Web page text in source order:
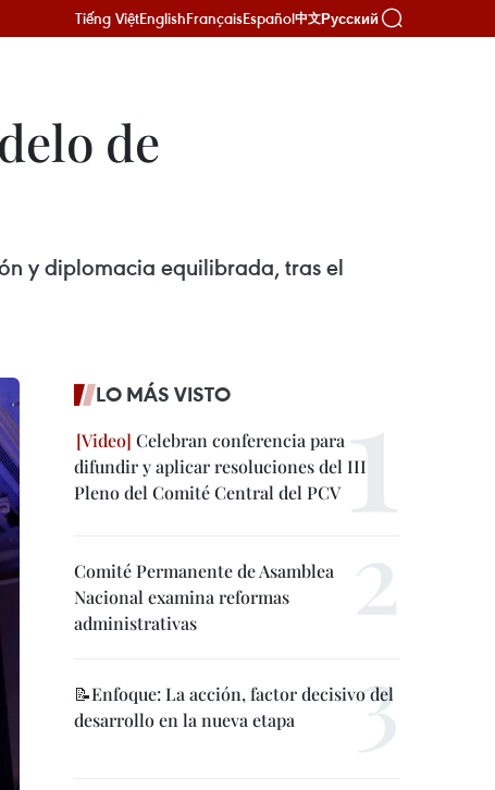
Tiếng ViệtEnglishFrançaisEspañol中文Русский
de
y diplomacia equilibrada, tras el
LO MÁS VISTO
Celebran conferencia para
difundir y aplicar resoluciones del III
Pleno del Comité Central del PCV
Comité Permanente de Asamblea
Nacional examina reformas
administrativas
📝Enfoque: La acción, factor decisivo del
desarrollo en la nueva etapa